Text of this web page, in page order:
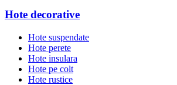
Hote decorative
Hote suspendate
Hote perete
Hote insulara
Hote pe colt
Hote rustice